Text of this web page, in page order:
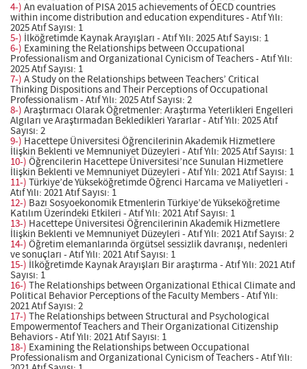
4-) An evaluation of PISA 2015 achievements of OECD countries
within income distribution and education expenditures - Atıf Yılı:
2025 Atıf Sayısı: 1
5-) İlköğretimde Kaynak Arayışları - Atıf Yılı: 2025 Atıf Sayısı: 1
6-) Examining the Relationships between Occupational
Professionalism and Organizational Cynicism of Teachers - Atıf Yılı:
2025 Atıf Sayısı: 1
7-) A Study on the Relationships between Teachers’ Critical
Thinking Dispositions and Their Perceptions of Occupational
Professionalism - Atıf Yılı: 2025 Atıf Sayısı: 2
8-) Araştırmacı Olarak Öğretmenler: Araştırma Yeterlikleri Engelleri
Algıları ve Araştırmadan Bekledikleri Yararlar - Atıf Yılı: 2025 Atıf
Sayısı: 2
9-) Hacettepe Üniversitesi Öğrencilerinin Akademik Hizmetlere
İlişkin Beklenti ve Memnuniyet Düzeyleri - Atıf Yılı: 2025 Atıf Sayısı: 1
10-) Öğrencilerin Hacettepe Üniversitesi’nce Sunulan Hizmetlere
İlişkin Beklenti ve Memnuniyet Düzeyleri - Atıf Yılı: 2021 Atıf Sayısı: 1
11-) Türkiye’de Yükseköğretimde Öğrenci Harcama ve Maliyetleri -
Atıf Yılı: 2021 Atıf Sayısı: 1
12-) Bazı Sosyoekonomik Etmenlerin Türkiye’de Yükseköğretime
Katılım Üzerindeki Etkileri - Atıf Yılı: 2021 Atıf Sayısı: 1
13-) Hacettepe Üniversitesi Öğrencilerinin Akademik Hizmetlere
İlişkin Beklenti ve Memnuniyet Düzeyleri - Atıf Yılı: 2021 Atıf Sayısı: 2
14-) Öğretim elemanlarında örgütsel sessizlik davranışı, nedenleri
ve sonuçları - Atıf Yılı: 2021 Atıf Sayısı: 1
15-) İlköğretimde Kaynak Arayışları Bir araştırma - Atıf Yılı: 2021 Atıf
Sayısı: 1
16-) The Relationships between Organizational Ethical Climate and
Political Behavior Perceptions of the Faculty Members - Atıf Yılı:
2021 Atıf Sayısı: 2
17-) The Relationships between Structural and Psychological
Empowermentof Teachers and Their Organizational Citizenship
Behaviors - Atıf Yılı: 2021 Atıf Sayısı: 1
18-) Examining the Relationships between Occupational
Professionalism and Organizational Cynicism of Teachers - Atıf Yılı: